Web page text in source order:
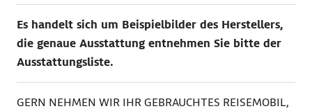
Es handelt sich um Beispielbilder des Herstellers,
die genaue Ausstattung entnehmen Sie bitte der
Ausstattungsliste.
GERN NEHMEN WIR IHR GEBRAUCHTES REISEMOBIL,